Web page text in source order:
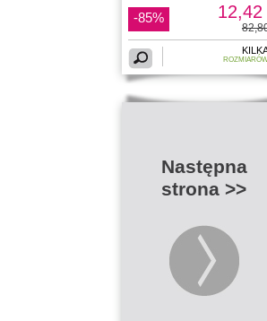
-85% 12,42
Następna
strona >>